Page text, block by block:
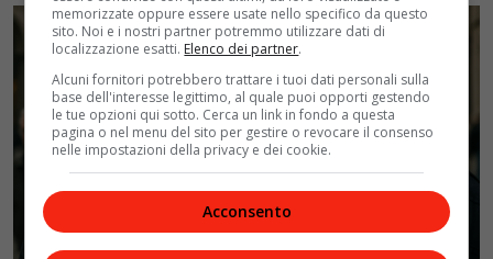
memorizzate oppure essere usate nello specifico da questo
sito. Noi e i nostri partner potremmo utilizzare dati di
localizzazione esatti. Elenco dei partner.
Alcuni fornitori potrebbero trattare i tuoi dati personali sulla
base dell'interesse legittimo, al quale puoi opporti gestendo
le tue opzioni qui sotto. Cerca un link in fondo a questa
pagina o nel menu del sito per gestire o revocare il consenso
nelle impostazioni della privacy e dei cookie.
Acconsento